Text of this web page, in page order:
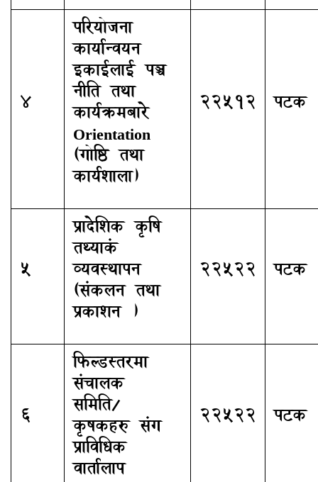
४
परियोजना
कार्यान्वयन
इकाईलाई पञ्च
नीति तथा
कार्यक्रमबारे
Orientation
(गोष्ठि तथा
कार्यशाला)
२२५१२ पटक
५
प्रादेशिक कृषि
तथ्याकं
व्यवस्थापन
(संकलन तथा
प्रकाशन )
२२५२२ पटक
६
फिल्डस्तरमा
संचालक
समिति/
कृषकहरु संग
प्राविधिक
वार्तालाप
२२५२२ पटक